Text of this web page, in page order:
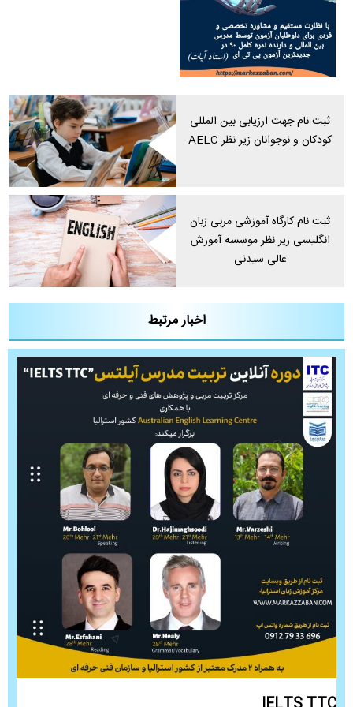
ثبت نام جهت ارزیابی بین المللی
کودکان و نوجوانان زیر نظر AELC
ثبت نام کارگاه آموزشی مربی زبان
انگلیسی زیر نظر موسسه آموزش
عالی سیدنی
اخبار مرتبط